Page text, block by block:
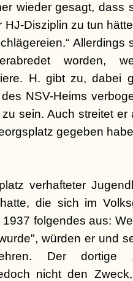
wieder gesagt, dass
HJ-Disziplin zu tun
Allerdings
worden,
H. gibt zu, dabei
NSV-Heims
sein. Auch streitet
gegeben
verhafteter
die sich im
folgendes aus:
würden er und
Der dortige
nicht den